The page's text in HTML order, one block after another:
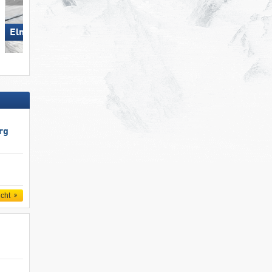
Elm im Sernftal Skiregion Hochoetz